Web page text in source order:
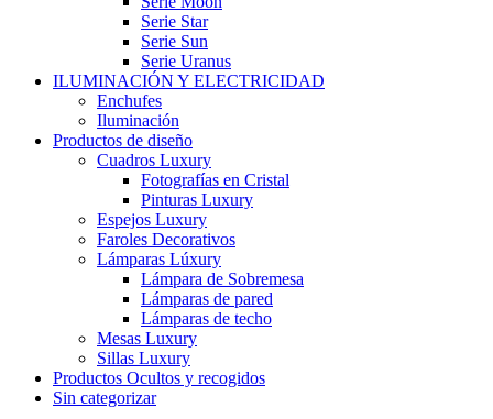
Serie Star
Serie Sun
Serie Uranus
ILUMINACIÓN Y ELECTRICIDAD
Enchufes
Iluminación
Productos de diseño
Cuadros Luxury
Fotografías en Cristal
Pinturas Luxury
Espejos Luxury
Faroles Decorativos
Lámparas Lúxury
Lámpara de Sobremesa
Lámparas de pared
Lámparas de techo
Mesas Luxury
Sillas Luxury
Productos Ocultos y recogidos
Sin categorizar